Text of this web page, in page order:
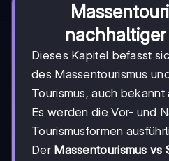
Dieses Kapitel befasst
des Massentourismus
Tourismus, auch bekannt
Es werden die Vor- und
Tourismusformen
Der Massentourismus vs